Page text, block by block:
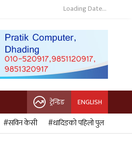
Loading Date...
ट्रेन्डिङ ENGLISH
#सविन केसी #धादिङको पहिलो पुल